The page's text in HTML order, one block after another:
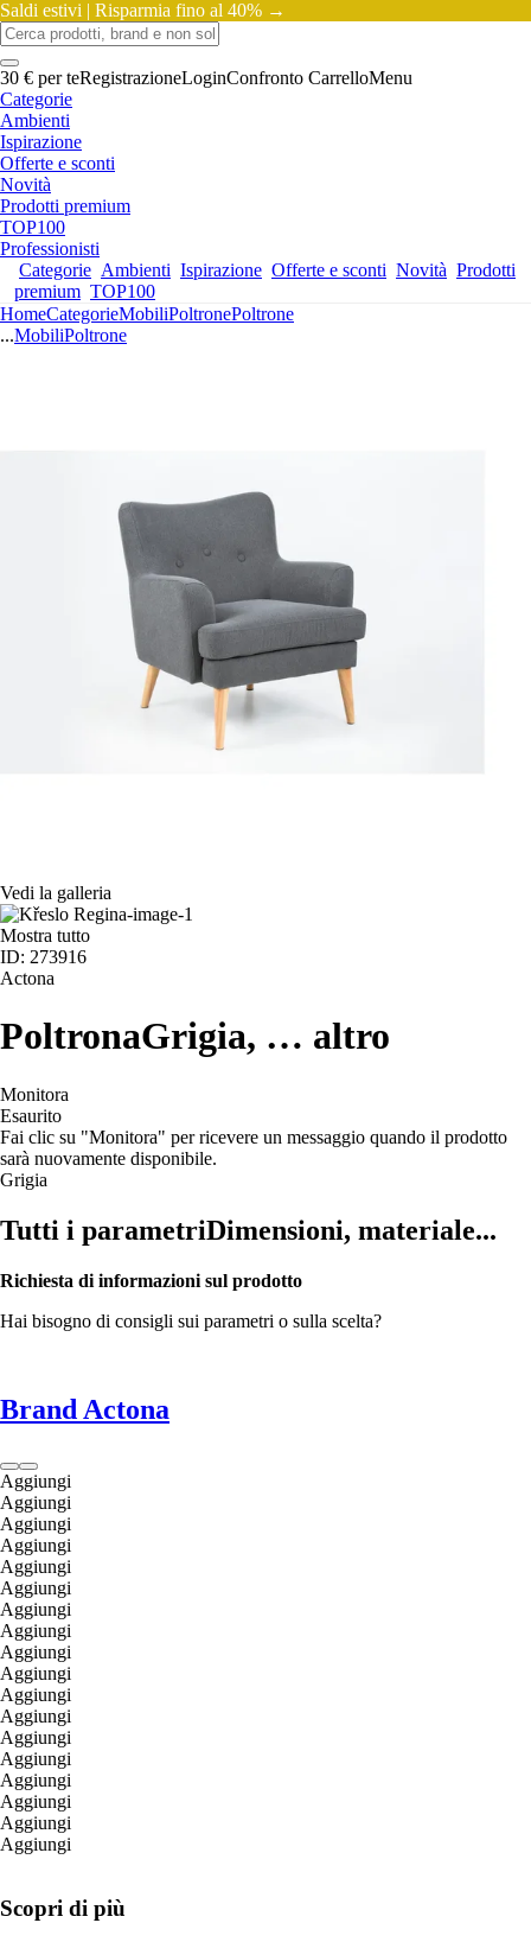
Saldi estivi | Risparmia fino al 40% →
30 € per teRegistrazioneLoginConfronto CarrelloMenu
Categorie
Ambienti
Ispirazione
Offerte e sconti
Novità
Prodotti premium
TOP100
Professionisti
Categorie Ambienti Ispirazione Offerte e sconti Novità Prodotti
premium TOP100
HomeCategorieMobiliPoltronePoltrone
...MobiliPoltrone
Vedi la galleria
Mostra tutto
ID: 273916
Actona
PoltronaGrigia, … altro
Monitora
Esaurito
Fai clic su "Monitora" per ricevere un messaggio quando il prodotto
sarà nuovamente disponibile.
Grigia
Tutti i parametriDimensioni, materiale...
Richiesta di informazioni sul prodotto
Hai bisogno di consigli sui parametri o sulla scelta?
Brand Actona
Aggiungi
Aggiungi
Aggiungi
Aggiungi
Aggiungi
Aggiungi
Aggiungi
Aggiungi
Aggiungi
Aggiungi
Aggiungi
Aggiungi
Aggiungi
Aggiungi
Aggiungi
Aggiungi
Aggiungi
Aggiungi
Scopri di più